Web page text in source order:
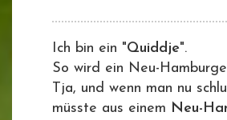
Ich bin ein "Quiddje".
So wird ein Neu-
Tja, und wenn man nu
müsste aus einem Neu-